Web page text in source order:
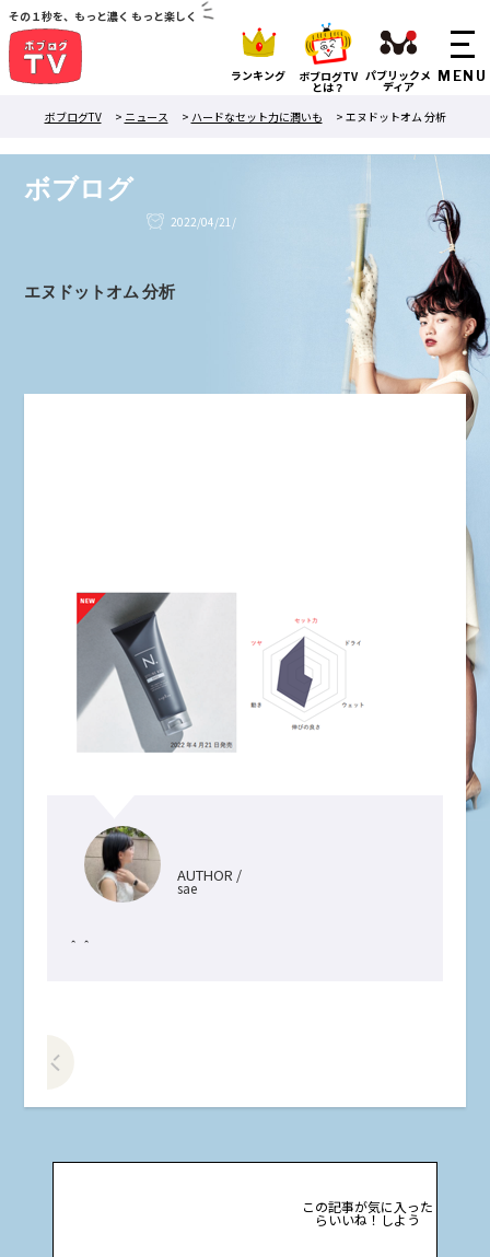
その１秒を、もっと濃く もっと楽しく
ランキング ボブログTV
とは？
パブリックメ
ディア
ボブログTV
> ニュース > ハードなセット力に潤いも > エヌドットオム 分析
ボブログ
2022/04/21/
エヌドットオム 分析
AUTHOR /
sae
＾＾
この記事が気に入った
らいいね！しよう